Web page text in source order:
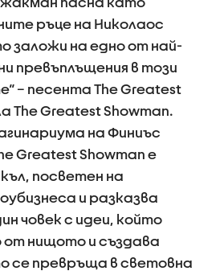
ръце на Николаос
заложи на едно от най-
превъплъщения в този
– песента The Greatest
The Greatest Showman.
на Финиъс
Greatest Showman е
посветен на
и разказва
човек с идеи, който
от нищото и създава
се превръща в световна